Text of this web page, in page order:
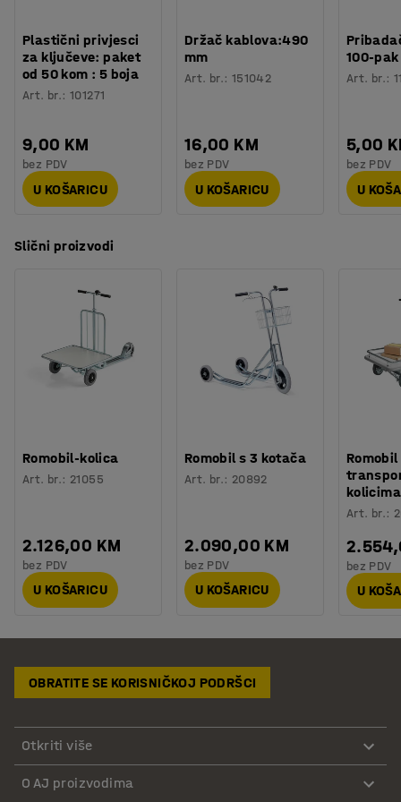
Plastični privjesci
za ključeve: paket
od 50 kom : 5 boja
Art. br.:101271
9,00 KM
bez PDV
U KOŠARICU
Držač kablova:490
mm
Art. br.: 151042
16,00 KM
bez PDV
U KOŠARICU
100-pak
Art. br.:
5,00
bez PDV
U
Slični proizvodi
Romobil-kolica
Art. br.: 21055
2.126,00 KM
bez PDV
U KOŠARICU
Romobil s 3 kotača
Art. br.: 20892
2.090,00 KM
bez PDV
U KOŠARICU
Romobil
kolicima
Art. br.:
bez PDV
U
OBRATITE SE KORISNIČKOJ PODRŠCI
Otkriti više
O AJ proizvodima